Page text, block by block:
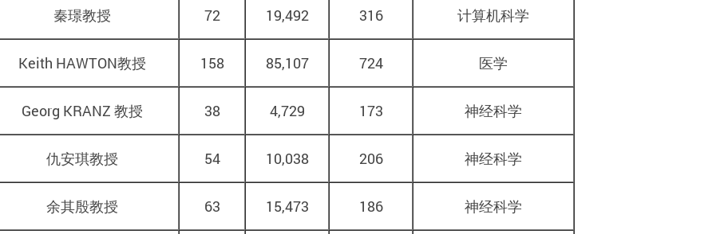
秦璟教授 72 19,492 316 计算机科学
Keith HAWTON教授 158 85,107 724 医学
Georg KRANZ 教授 38 4,729 173 神经科学
仇安琪教授 54 10,038 206 神经科学
余其殷教授 63 15,473 186 神经科学